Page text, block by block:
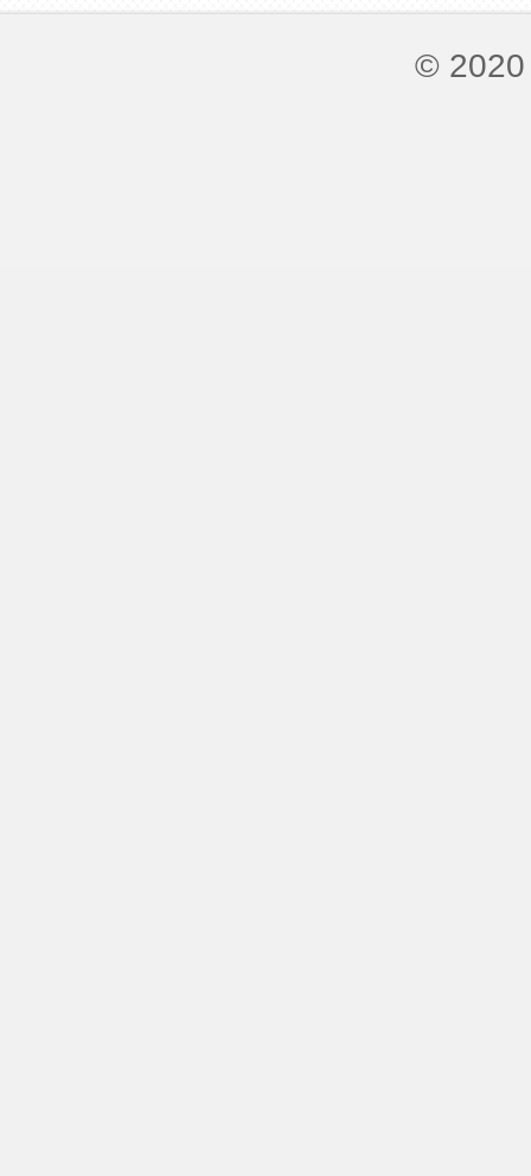
©